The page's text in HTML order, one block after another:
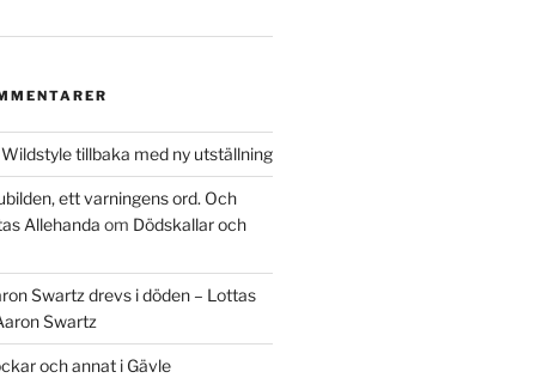
Wildstyle tillbaka med ny utställning
ett varningens ord. Och
Allehanda om Dödskallar och
Swartz drevs i döden – Lottas
Swartz
och annat i Gävle